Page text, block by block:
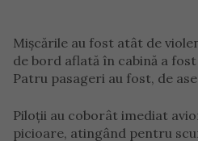
Mișcările au fost atât de
de bord aflată în cabină a
Patru pasageri au fost, de
Piloții au coborât imediat
picioare, atingând pentru